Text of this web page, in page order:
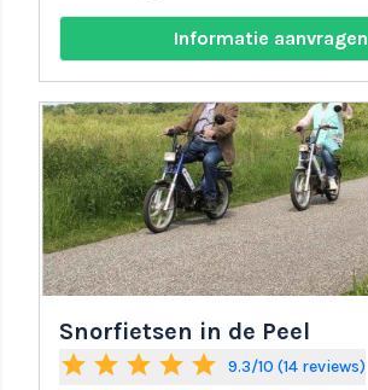
Informatie aanvragen
Snorfietsen in de Peel
star star star star star 9.3/10 (14 reviews)